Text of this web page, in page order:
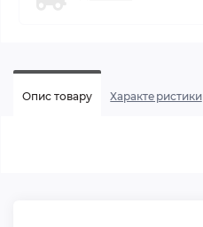
Опис товару Характеристики